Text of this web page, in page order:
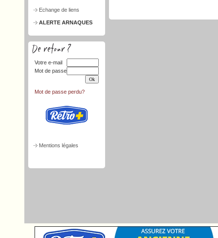
Echange de liens
ALERTE ARNAQUES
Votre e-mail
Mot de passe
Mot de passe perdu?
Mentions légales